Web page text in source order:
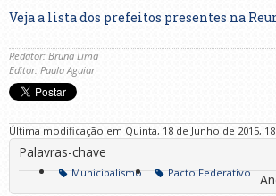
Veja a lista dos prefeitos presentes na
Redator: Bruna Lima
Editor: Paula Aguiar
Última modificação em Quinta, 18 de Junho de 2015,
Palavras-chave
Municipalismo Pacto Federativo